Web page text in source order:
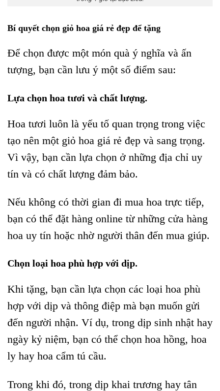
Bí quyết chọn giỏ hoa giá rẻ đẹp để tặng
Để chọn được một món quà ý nghĩa và ấn
tượng, bạn cần lưu ý một số điểm sau:
Lựa chọn hoa tươi và chất lượng.
Hoa tươi luôn là yếu tố quan trọng trong việc
tạo nên một giỏ hoa giá rẻ đẹp và sang trọng.
Vì vậy, bạn cần lựa chọn ở những địa chỉ uy
tín và có chất lượng đảm bảo.
Nếu không có thời gian đi mua hoa trực tiếp,
bạn có thể đặt hàng online từ những cửa hàng
hoa uy tín hoặc nhờ người thân đến mua giúp.
Chọn loại hoa phù hợp với dịp.
Khi tặng, bạn cần lựa chọn các loại hoa phù
hợp với dịp và thông điệp mà bạn muốn gửi
đến người nhận. Ví dụ, trong dịp sinh nhật hay
ngày kỷ niệm, bạn có thể chọn hoa hồng, hoa
ly hay hoa cẩm tú cầu.
Trong khi đó, trong dịp khai trương hay tân